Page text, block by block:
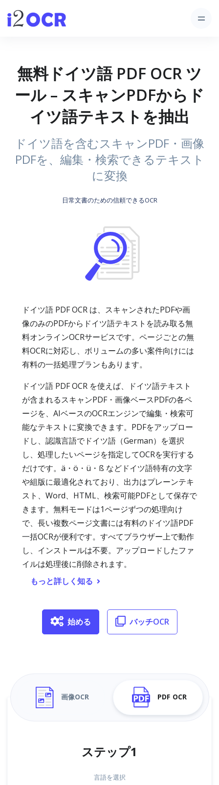
無料ドイツ語 PDF OCR ツ
ール – スキャンPDFからド
イツ語テキストを抽出
ドイツ語を含むスキャンPDF・画像
PDFを、編集・検索できるテキスト
に変換
日常文書のための信頼できるOCR
ドイツ語 PDF OCR は、スキャンされたPDFや画
像のみのPDFからドイツ語テキストを読み取る無
料オンラインOCRサービスです。ページごとの無
料OCRに対応し、ボリュームの多い案件向けには
有料の一括処理プランもあります。
ドイツ語 PDF OCR を使えば、ドイツ語テキスト
が含まれるスキャンPDF・画像ベースPDFの各ペ
ージを、AIベースのOCRエンジンで編集・検索可
能なテキストに変換できます。PDFをアップロー
ドし、認識言語でドイツ語（German）を選択
し、処理したいページを指定してOCRを実行する
だけです。ä・ö・ü・ß などドイツ語特有の文字
や組版に最適化されており、出力はプレーンテキ
スト、Word、HTML、検索可能PDFとして保存で
きます。無料モードは1ページずつの処理向け
で、長い複数ページ文書には有料のドイツ語PDF
一括OCRが便利です。すべてブラウザー上で動作
し、インストールは不要。アップロードしたファ
イルは処理後に削除されます。
もっと詳しく知る
始める バッチOCR
画像OCR PDF OCR
ステップ1
言語を選択